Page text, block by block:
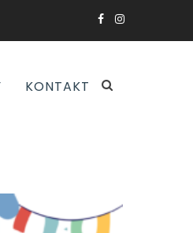
KONTAKT